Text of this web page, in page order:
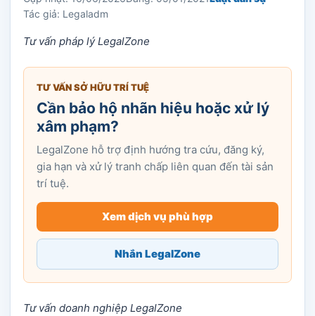
Tác giả: Legaladm
Tư vấn pháp lý LegalZone
TƯ VẤN SỞ HỮU TRÍ TUỆ
Cần bảo hộ nhãn hiệu hoặc xử lý
xâm phạm?
LegalZone hỗ trợ định hướng tra cứu, đăng ký,
gia hạn và xử lý tranh chấp liên quan đến tài sản
trí tuệ.
Xem dịch vụ phù hợp
Nhắn LegalZone
Tư vấn doanh nghiệp LegalZone